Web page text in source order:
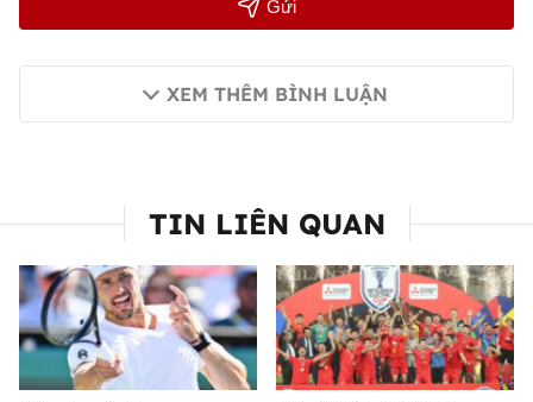
Gửi
XEM THÊM BÌNH LUẬN
TIN LIÊN QUAN